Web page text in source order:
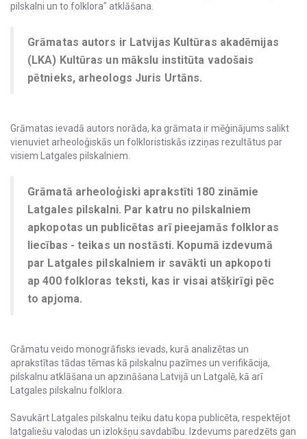
pilskalni un to folklora" atklāšana.
Grāmatas autors ir Latvijas Kultūras akadēmijas
(LKA) Kultūras un mākslu institūta vadošais
pētnieks, arheologs Juris Urtāns.
Grāmatas ievadā autors norāda, ka grāmata ir mēģinājums salikt
vienuviet arheoloģiskās un folkloristiskās izziņas rezultātus par
visiem Latgales pilskalniem.
Grāmatā arheoloģiski aprakstīti 180 zināmie
Latgales pilskalni. Par katru no pilskalniem
apkopotas un publicētas arī pieejamās folkloras
liecības - teikas un nostāsti. Kopumā izdevumā
par Latgales pilskalniem ir savākti un apkopoti
ap 400 folkloras teksti, kas ir visai atšķirīgi pēc
to apjoma.
Grāmatu veido monogrāfisks ievads, kurā analizētas un
aprakstītas tādas tēmas kā pilskalnu pazīmes un verifikācija,
pilskalnu atklāšana un apzināšana Latvijā un Latgalē, kā arī
Latgales pilskalnu folklora.
Savukārt Latgales pilskalnu teiku datu kopa publicēta, respektējot
latgaliešu valodas un izlokšņu savdabību. Izdevums paredzēts gan